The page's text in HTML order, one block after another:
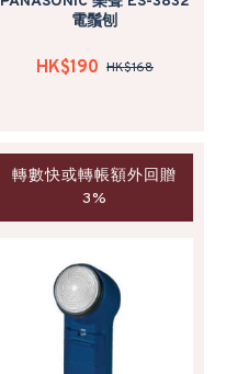
電鬚刨
HK$190 HK$168
轉數快或轉帳額外回贈
3%